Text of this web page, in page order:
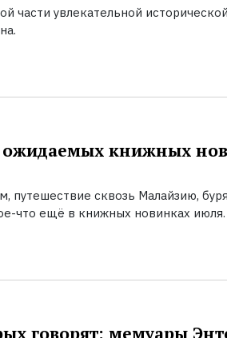
части увлекательной
книжных
путешествие сквозь Малайзию,
что ещё в книжных новинках июля.
говорят: мемуары